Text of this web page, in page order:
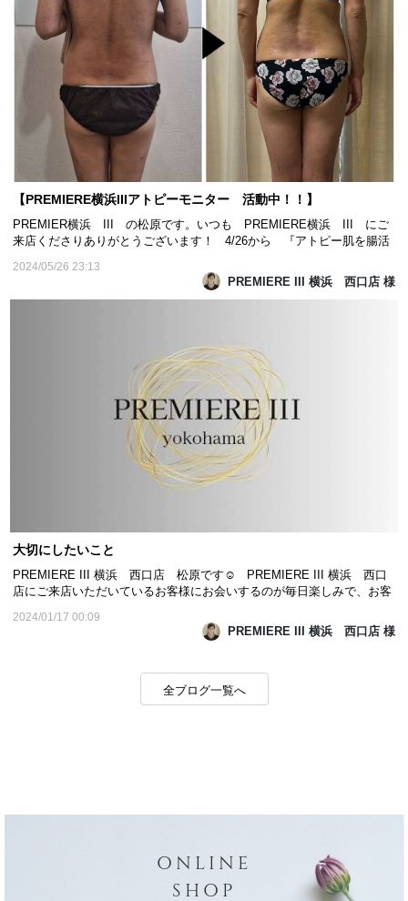
【PREMIERE横浜IIIアトピーモニター 活動中！！】
PREMIER横浜 III の松原です。いつも PREMIERE横浜 III にご
来店くださりありがとうございます！ 4/26から 『アトピー肌を腸活
術者でもある浜志田 舞さんが活動中です！！ 浜志田 舞さんのブロ
グ ↓ KAIZENBODY｜『アトピー肌を腸活とデトック...
2024/05/26 23:13
PREMIERE III 横浜 西口店 様
大切にしたいこと
PREMIERE III 横浜 西口店 松原です☺️ PREMIERE III 横浜 西口
店にご来店いただいているお客様にお会いするのが毎日楽しみで、お客
III 横浜 西口店の皆様、いつも本当にありがとうございます♪ 今年
は、いかに健康的に美しく過ごせるかを目標に生...
2024/01/17 00:09
PREMIERE III 横浜 西口店 様
全ブログ一覧へ
ONLINE
SHOP